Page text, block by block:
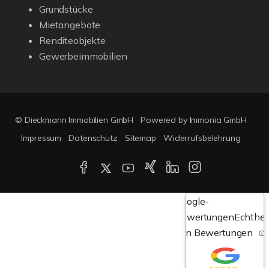
Grundstücke
Mietangebote
Renditeobjekte
Gewerbeimmobilien
© Dieckmann Immobilien GmbH
Powered by Immonia GmbH
Impressum
Datenschutz Sitemap Widerrufsbelehrung
Google-
Bewertungen
von Bewertungen